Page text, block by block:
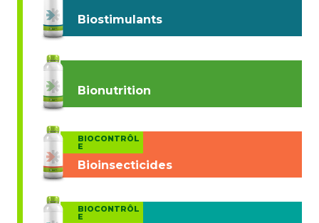
Biostimulants
Bionutrition
BIOCONTRÔL
E
Bioinsecticides
BIOCONTRÔL
E